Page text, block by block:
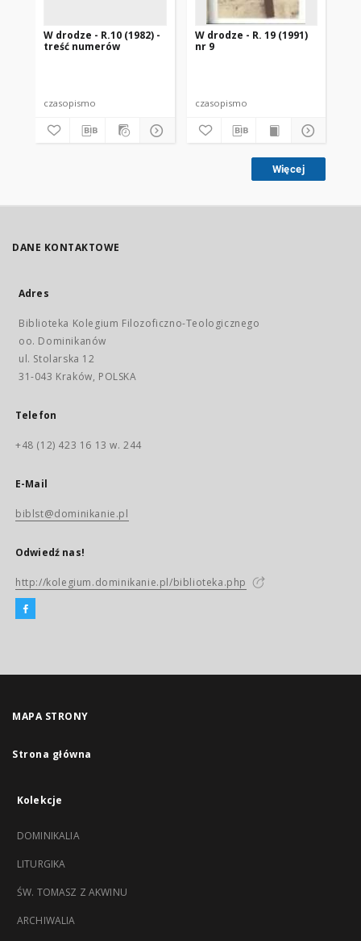
W drodze - R.10 (1982) -
treść numerów
czasopismo
W drodze - R. 19 (1991)
nr 9
czasopismo
Więcej
DANE KONTAKTOWE
Adres
Biblioteka Kolegium Filozoficzno-Teologicznego
oo. Dominikanów
ul. Stolarska 12
31-043 Kraków, POLSKA
Telefon
+48 (12) 423 16 13 w. 244
E-Mail
biblst@dominikanie.pl
Odwiedź nas!
http://kolegium.dominikanie.pl/biblioteka.php
MAPA STRONY
Strona główna
Kolekcje
DOMINIKALIA
LITURGIKA
ŚW. TOMASZ Z AKWINU
ARCHIWALIA